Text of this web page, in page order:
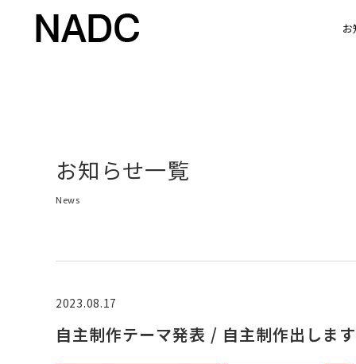
お
お知らせ一覧
News
2023.08.17
自主制作テーマ発表 / 自主制作出しま